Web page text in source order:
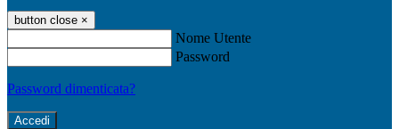
button close ×
Nome Utente
Password
Password dimenticata?